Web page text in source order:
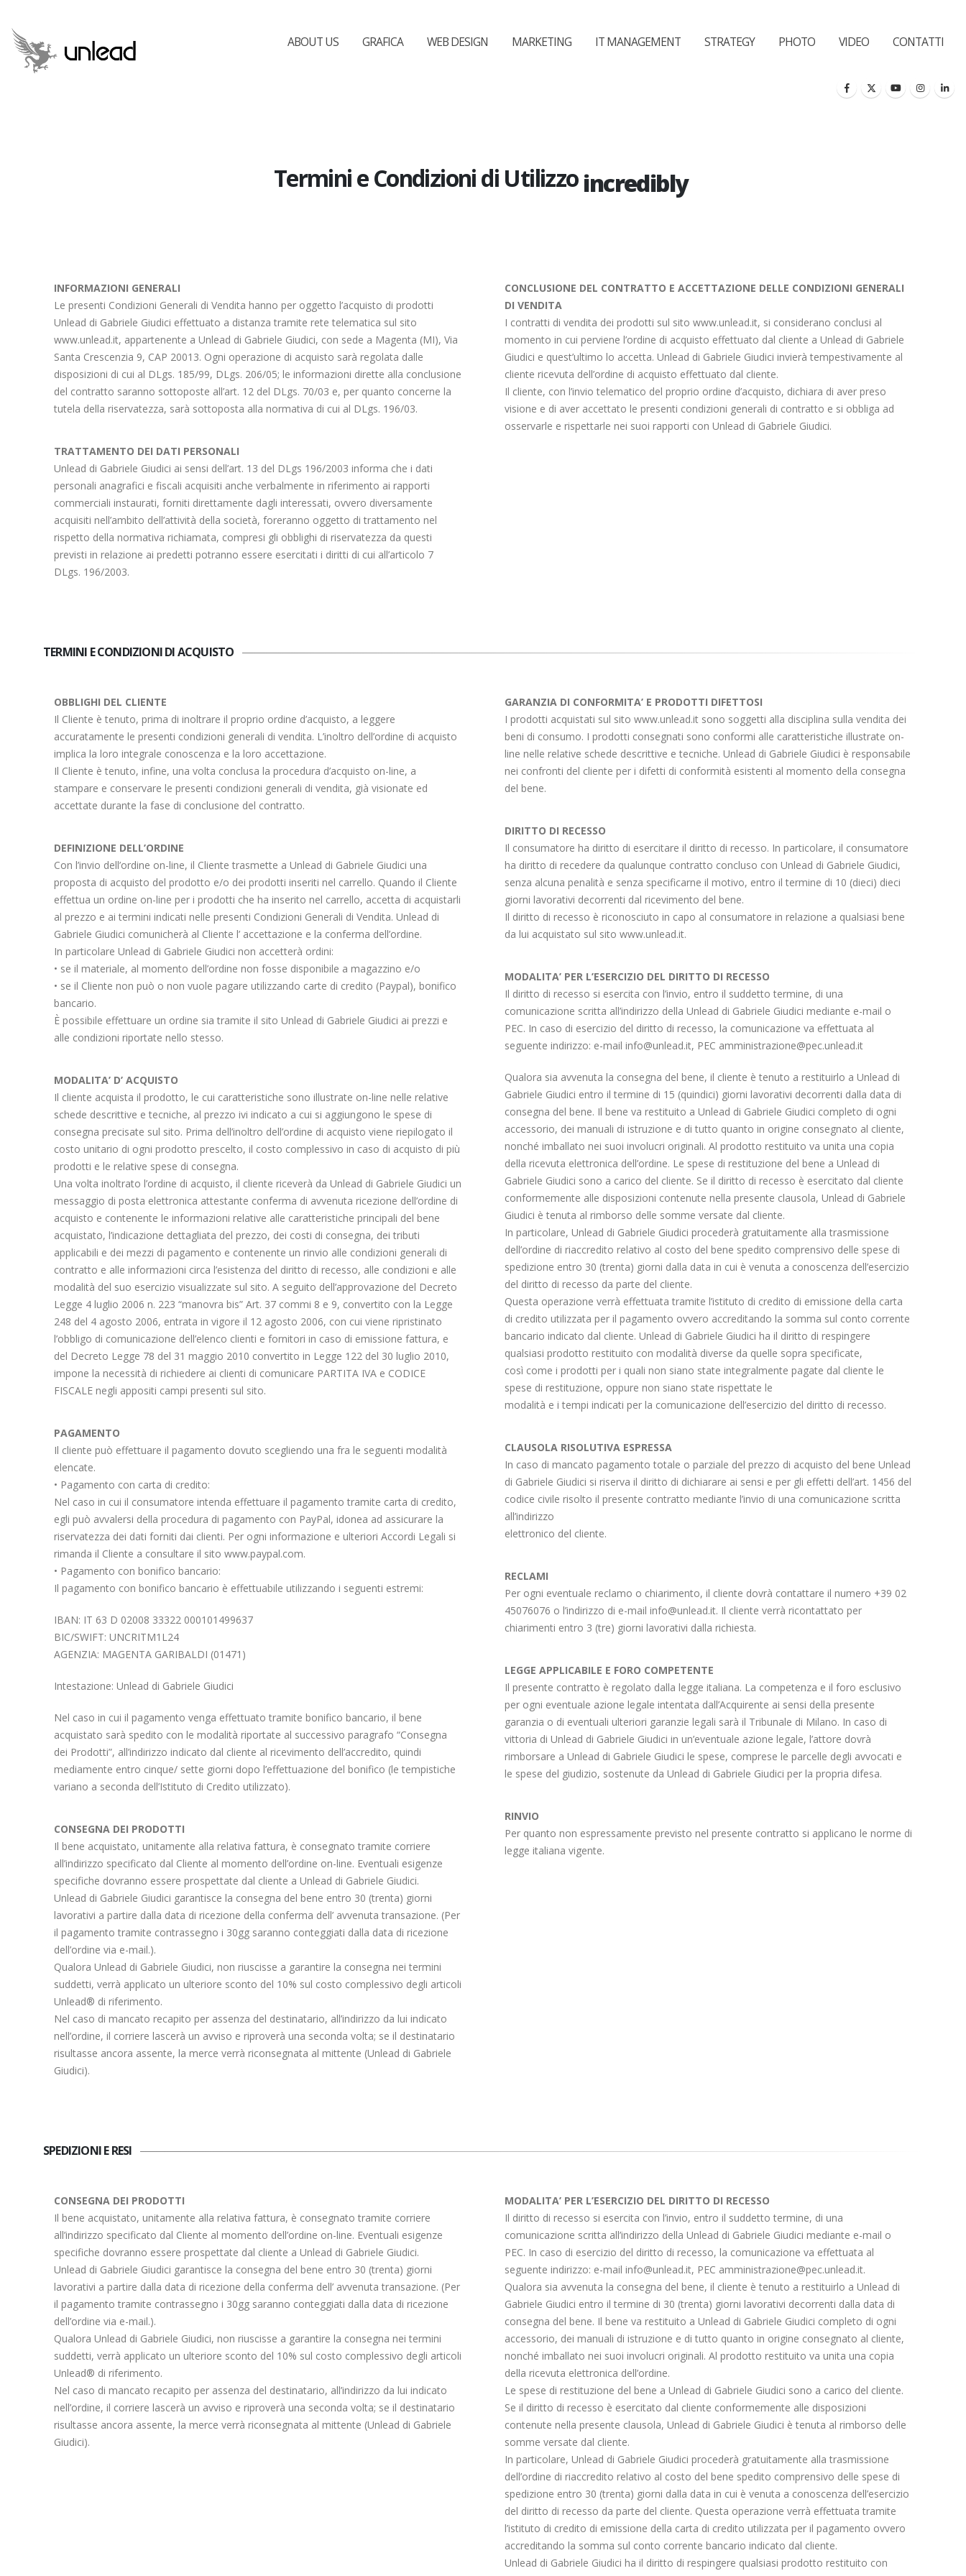
ABOUT US GRAFICA WEB DESIGN MARKETING IT MANAGEMENT STRATEGY PHOTO VIDEO CONTATTI
Termini e Condizioni di Utilizzoincredibly
INFORMAZIONI GENERALI
Le presenti Condizioni Generali di Vendita hanno per oggetto l’acquisto di prodotti
Unlead di Gabriele Giudici effettuato a distanza tramite rete telematica sul sito
www.unlead.it, appartenente a Unlead di Gabriele Giudici, con sede a Magenta (MI), Via
Santa Crescenzia 9, CAP 20013. Ogni operazione di acquisto sarà regolata dalle
disposizioni di cui al DLgs. 185/99, DLgs. 206/05; le informazioni dirette alla conclusione
del contratto saranno sottoposte all’art. 12 del DLgs. 70/03 e, per quanto concerne la
tutela della riservatezza, sarà sottoposta alla normativa di cui al DLgs. 196/03.
TRATTAMENTO DEI DATI PERSONALI
Unlead di Gabriele Giudici ai sensi dell’art. 13 del DLgs 196/2003 informa che i dati
personali anagrafici e fiscali acquisiti anche verbalmente in riferimento ai rapporti
commerciali instaurati, forniti direttamente dagli interessati, ovvero diversamente
acquisiti nell’ambito dell’attività della società, foreranno oggetto di trattamento nel
rispetto della normativa richiamata, compresi gli obblighi di riservatezza da questi
previsti in relazione ai predetti potranno essere esercitati i diritti di cui all’articolo 7
DLgs. 196/2003.
CONCLUSIONE DEL CONTRATTO E ACCETTAZIONE DELLE CONDIZIONI GENERALI
DI VENDITA
I contratti di vendita dei prodotti sul sito www.unlead.it, si considerano conclusi al
momento in cui perviene l’ordine di acquisto effettuato dal cliente a Unlead di Gabriele
Giudici e quest’ultimo lo accetta. Unlead di Gabriele Giudici invierà tempestivamente al
cliente ricevuta dell’ordine di acquisto effettuato dal cliente.
Il cliente, con l’invio telematico del proprio ordine d’acquisto, dichiara di aver preso
visione e di aver accettato le presenti condizioni generali di contratto e si obbliga ad
osservarle e rispettarle nei suoi rapporti con Unlead di Gabriele Giudici.
TERMINI E CONDIZIONI DI ACQUISTO
OBBLIGHI DEL CLIENTE
Il Cliente è tenuto, prima di inoltrare il proprio ordine d’acquisto, a leggere
accuratamente le presenti condizioni generali di vendita. L’inoltro dell’ordine di acquisto
implica la loro integrale conoscenza e la loro accettazione.
Il Cliente è tenuto, infine, una volta conclusa la procedura d’acquisto on-line, a
stampare e conservare le presenti condizioni generali di vendita, già visionate ed
accettate durante la fase di conclusione del contratto.
DEFINIZIONE DELL’ORDINE
Con l’invio dell’ordine on-line, il Cliente trasmette a Unlead di Gabriele Giudici una
proposta di acquisto del prodotto e/o dei prodotti inseriti nel carrello. Quando il Cliente
effettua un ordine on-line per i prodotti che ha inserito nel carrello, accetta di acquistarli
al prezzo e ai termini indicati nelle presenti Condizioni Generali di Vendita. Unlead di
Gabriele Giudici comunicherà al Cliente l’ accettazione e la conferma dell’ordine.
In particolare Unlead di Gabriele Giudici non accetterà ordini:
• se il materiale, al momento dell’ordine non fosse disponibile a magazzino e/o
• se il Cliente non può o non vuole pagare utilizzando carte di credito (Paypal), bonifico
bancario.
È possibile effettuare un ordine sia tramite il sito Unlead di Gabriele Giudici ai prezzi e
alle condizioni riportate nello stesso.
MODALITA’ D’ ACQUISTO
Il cliente acquista il prodotto, le cui caratteristiche sono illustrate on-line nelle relative
schede descrittive e tecniche, al prezzo ivi indicato a cui si aggiungono le spese di
consegna precisate sul sito. Prima dell’inoltro dell’ordine di acquisto viene riepilogato il
costo unitario di ogni prodotto prescelto, il costo complessivo in caso di acquisto di più
prodotti e le relative spese di consegna.
Una volta inoltrato l’ordine di acquisto, il cliente riceverà da Unlead di Gabriele Giudici un
messaggio di posta elettronica attestante conferma di avvenuta ricezione dell’ordine di
acquisto e contenente le informazioni relative alle caratteristiche principali del bene
acquistato, l’indicazione dettagliata del prezzo, dei costi di consegna, dei tributi
applicabili e dei mezzi di pagamento e contenente un rinvio alle condizioni generali di
contratto e alle informazioni circa l’esistenza del diritto di recesso, alle condizioni e alle
modalità del suo esercizio visualizzate sul sito. A seguito dell’approvazione del Decreto
Legge 4 luglio 2006 n. 223 “manovra bis” Art. 37 commi 8 e 9, convertito con la Legge
248 del 4 agosto 2006, entrata in vigore il 12 agosto 2006, con cui viene ripristinato
l’obbligo di comunicazione dell’elenco clienti e fornitori in caso di emissione fattura, e
del Decreto Legge 78 del 31 maggio 2010 convertito in Legge 122 del 30 luglio 2010,
impone la necessità di richiedere ai clienti di comunicare PARTITA IVA e CODICE
FISCALE negli appositi campi presenti sul sito.
PAGAMENTO
Il cliente può effettuare il pagamento dovuto scegliendo una fra le seguenti modalità
elencate.
• Pagamento con carta di credito:
Nel caso in cui il consumatore intenda effettuare il pagamento tramite carta di credito,
egli può avvalersi della procedura di pagamento con PayPal, idonea ad assicurare la
riservatezza dei dati forniti dai clienti. Per ogni informazione e ulteriori Accordi Legali si
rimanda il Cliente a consultare il sito www.paypal.com.
• Pagamento con bonifico bancario:
Il pagamento con bonifico bancario è effettuabile utilizzando i seguenti estremi:
IBAN: IT 63 D 02008 33322 000101499637
BIC/SWIFT: UNCRITM1L24
AGENZIA: MAGENTA GARIBALDI (01471)
Intestazione: Unlead di Gabriele Giudici
Nel caso in cui il pagamento venga effettuato tramite bonifico bancario, il bene
acquistato sarà spedito con le modalità riportate al successivo paragrafo “Consegna
dei Prodotti”, all’indirizzo indicato dal cliente al ricevimento dell’accredito, quindi
mediamente entro cinque/ sette giorni dopo l’effettuazione del bonifico (le tempistiche
variano a seconda dell’Istituto di Credito utilizzato).
CONSEGNA DEI PRODOTTI
Il bene acquistato, unitamente alla relativa fattura, è consegnato tramite corriere
all’indirizzo specificato dal Cliente al momento dell’ordine on-line. Eventuali esigenze
specifiche dovranno essere prospettate dal cliente a Unlead di Gabriele Giudici.
Unlead di Gabriele Giudici garantisce la consegna del bene entro 30 (trenta) giorni
lavorativi a partire dalla data di ricezione della conferma dell’ avvenuta transazione. (Per
il pagamento tramite contrassegno i 30gg saranno conteggiati dalla data di ricezione
dell’ordine via e-mail.).
Qualora Unlead di Gabriele Giudici, non riuscisse a garantire la consegna nei termini
suddetti, verrà applicato un ulteriore sconto del 10% sul costo complessivo degli articoli
Unlead® di riferimento.
Nel caso di mancato recapito per assenza del destinatario, all’indirizzo da lui indicato
nell’ordine, il corriere lascerà un avviso e riproverà una seconda volta; se il destinatario
risultasse ancora assente, la merce verrà riconsegnata al mittente (Unlead di Gabriele
Giudici).
GARANZIA DI CONFORMITA’ E PRODOTTI DIFETTOSI
I prodotti acquistati sul sito www.unlead.it sono soggetti alla disciplina sulla vendita dei
beni di consumo. I prodotti consegnati sono conformi alle caratteristiche illustrate on-
line nelle relative schede descrittive e tecniche. Unlead di Gabriele Giudici è responsabile
nei confronti del cliente per i difetti di conformità esistenti al momento della consegna
del bene.
DIRITTO DI RECESSO
Il consumatore ha diritto di esercitare il diritto di recesso. In particolare, il consumatore
ha diritto di recedere da qualunque contratto concluso con Unlead di Gabriele Giudici,
senza alcuna penalità e senza specificarne il motivo, entro il termine di 10 (dieci) dieci
giorni lavorativi decorrenti dal ricevimento del bene.
Il diritto di recesso è riconosciuto in capo al consumatore in relazione a qualsiasi bene
da lui acquistato sul sito www.unlead.it.
MODALITA’ PER L’ESERCIZIO DEL DIRITTO DI RECESSO
Il diritto di recesso si esercita con l’invio, entro il suddetto termine, di una
comunicazione scritta all’indirizzo della Unlead di Gabriele Giudici mediante e-mail o
PEC. In caso di esercizio del diritto di recesso, la comunicazione va effettuata al
seguente indirizzo: e-mail info@unlead.it, PEC amministrazione@pec.unlead.it
Qualora sia avvenuta la consegna del bene, il cliente è tenuto a restituirlo a Unlead di
Gabriele Giudici entro il termine di 15 (quindici) giorni lavorativi decorrenti dalla data di
consegna del bene. Il bene va restituito a Unlead di Gabriele Giudici completo di ogni
accessorio, dei manuali di istruzione e di tutto quanto in origine consegnato al cliente,
nonché imballato nei suoi involucri originali. Al prodotto restituito va unita una copia
della ricevuta elettronica dell’ordine. Le spese di restituzione del bene a Unlead di
Gabriele Giudici sono a carico del cliente. Se il diritto di recesso è esercitato dal cliente
conformemente alle disposizioni contenute nella presente clausola, Unlead di Gabriele
Giudici è tenuta al rimborso delle somme versate dal cliente.
In particolare, Unlead di Gabriele Giudici procederà gratuitamente alla trasmissione
dell’ordine di riaccredito relativo al costo del bene spedito comprensivo delle spese di
spedizione entro 30 (trenta) giorni dalla data in cui è venuta a conoscenza dell’esercizio
del diritto di recesso da parte del cliente.
Questa operazione verrà effettuata tramite l’istituto di credito di emissione della carta
di credito utilizzata per il pagamento ovvero accreditando la somma sul conto corrente
bancario indicato dal cliente. Unlead di Gabriele Giudici ha il diritto di respingere
qualsiasi prodotto restituito con modalità diverse da quelle sopra specificate,
così come i prodotti per i quali non siano state integralmente pagate dal cliente le
spese di restituzione, oppure non siano state rispettate le
modalità e i tempi indicati per la comunicazione dell’esercizio del diritto di recesso.
CLAUSOLA RISOLUTIVA ESPRESSA
In caso di mancato pagamento totale o parziale del prezzo di acquisto del bene Unlead
di Gabriele Giudici si riserva il diritto di dichiarare ai sensi e per gli effetti dell’art. 1456 del
codice civile risolto il presente contratto mediante l’invio di una comunicazione scritta
all’indirizzo
elettronico del cliente.
RECLAMI
Per ogni eventuale reclamo o chiarimento, il cliente dovrà contattare il numero +39 02
45076076 o l’indirizzo di e-mail info@unlead.it. Il cliente verrà ricontattato per
chiarimenti entro 3 (tre) giorni lavorativi dalla richiesta.
LEGGE APPLICABILE E FORO COMPETENTE
Il presente contratto è regolato dalla legge italiana. La competenza e il foro esclusivo
per ogni eventuale azione legale intentata dall’Acquirente ai sensi della presente
garanzia o di eventuali ulteriori garanzie legali sarà il Tribunale di Milano. In caso di
vittoria di Unlead di Gabriele Giudici in un’eventuale azione legale, l’attore dovrà
rimborsare a Unlead di Gabriele Giudici le spese, comprese le parcelle degli avvocati e
le spese del giudizio, sostenute da Unlead di Gabriele Giudici per la propria difesa.
RINVIO
Per quanto non espressamente previsto nel presente contratto si applicano le norme di
legge italiana vigente.
SPEDIZIONI E RESI
CONSEGNA DEI PRODOTTI
Il bene acquistato, unitamente alla relativa fattura, è consegnato tramite corriere
all’indirizzo specificato dal Cliente al momento dell’ordine on-line. Eventuali esigenze
specifiche dovranno essere prospettate dal cliente a Unlead di Gabriele Giudici.
Unlead di Gabriele Giudici garantisce la consegna del bene entro 30 (trenta) giorni
lavorativi a partire dalla data di ricezione della conferma dell’ avvenuta transazione. (Per
il pagamento tramite contrassegno i 30gg saranno conteggiati dalla data di ricezione
dell’ordine via e-mail.).
Qualora Unlead di Gabriele Giudici, non riuscisse a garantire la consegna nei termini
suddetti, verrà applicato un ulteriore sconto del 10% sul costo complessivo degli articoli
Unlead® di riferimento.
Nel caso di mancato recapito per assenza del destinatario, all’indirizzo da lui indicato
nell’ordine, il corriere lascerà un avviso e riproverà una seconda volta; se il destinatario
risultasse ancora assente, la merce verrà riconsegnata al mittente (Unlead di Gabriele
Giudici).
MODALITA’ PER L’ESERCIZIO DEL DIRITTO DI RECESSO
Il diritto di recesso si esercita con l’invio, entro il suddetto termine, di una
comunicazione scritta all’indirizzo della Unlead di Gabriele Giudici mediante e-mail o
PEC. In caso di esercizio del diritto di recesso, la comunicazione va effettuata al
seguente indirizzo: e-mail info@unlead.it, PEC amministrazione@pec.unlead.it.
Qualora sia avvenuta la consegna del bene, il cliente è tenuto a restituirlo a Unlead di
Gabriele Giudici entro il termine di 30 (trenta) giorni lavorativi decorrenti dalla data di
consegna del bene. Il bene va restituito a Unlead di Gabriele Giudici completo di ogni
accessorio, dei manuali di istruzione e di tutto quanto in origine consegnato al cliente,
nonché imballato nei suoi involucri originali. Al prodotto restituito va unita una copia
della ricevuta elettronica dell’ordine.
Le spese di restituzione del bene a Unlead di Gabriele Giudici sono a carico del cliente.
Se il diritto di recesso è esercitato dal cliente conformemente alle disposizioni
contenute nella presente clausola, Unlead di Gabriele Giudici è tenuta al rimborso delle
somme versate dal cliente.
In particolare, Unlead di Gabriele Giudici procederà gratuitamente alla trasmissione
dell’ordine di riaccredito relativo al costo del bene spedito comprensivo delle spese di
spedizione entro 30 (trenta) giorni dalla data in cui è venuta a conoscenza dell’esercizio
del diritto di recesso da parte del cliente. Questa operazione verrà effettuata tramite
l’istituto di credito di emissione della carta di credito utilizzata per il pagamento ovvero
accreditando la somma sul conto corrente bancario indicato dal cliente.
Unlead di Gabriele Giudici ha il diritto di respingere qualsiasi prodotto restituito con